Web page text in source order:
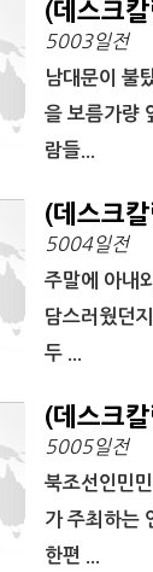
(데스크
5003일전
남대문이 불
을 보름가량
람들...
(데스크
5004일전
주말에 아내
담스러웠던
두 ...
(데스크
5005일전
북조선인민
가 주최하는
한편 ...